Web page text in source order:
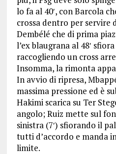
lo fa al 40′, con Barcola
crossa dentro per servire
Dembélé che di prima
l’ex blaugrana al 48′
raccogliendo un cross
Insomma, la rimonta
In avvio di ripresa,
massima pressione ed è
Hakimi scarica su Ter
angolo; Ruiz mette sul
sinistra (7′) sfiorando il
tutti d’accordo e manda
limite.